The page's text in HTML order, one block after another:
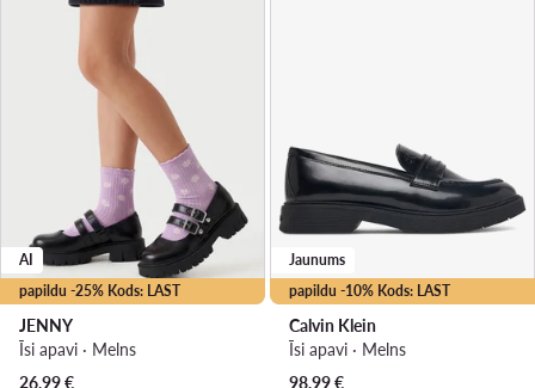
papildu -25% Kods: LAST
AI
JENNY
Īsi apavi · Melns
26,99€
papildu -10% Kods: LAST
Jaunums
Calvin Klein
Īsi apavi · Melns
98,99€